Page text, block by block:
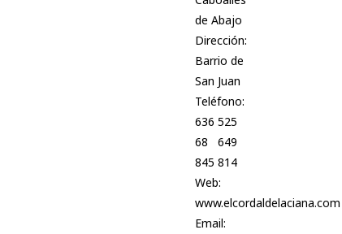
de Abajo
Dirección:
Barrio de
San Juan
Teléfono:
636 525
68 649
845 814
Web:
www.elcordaldelaciana.com
Email: